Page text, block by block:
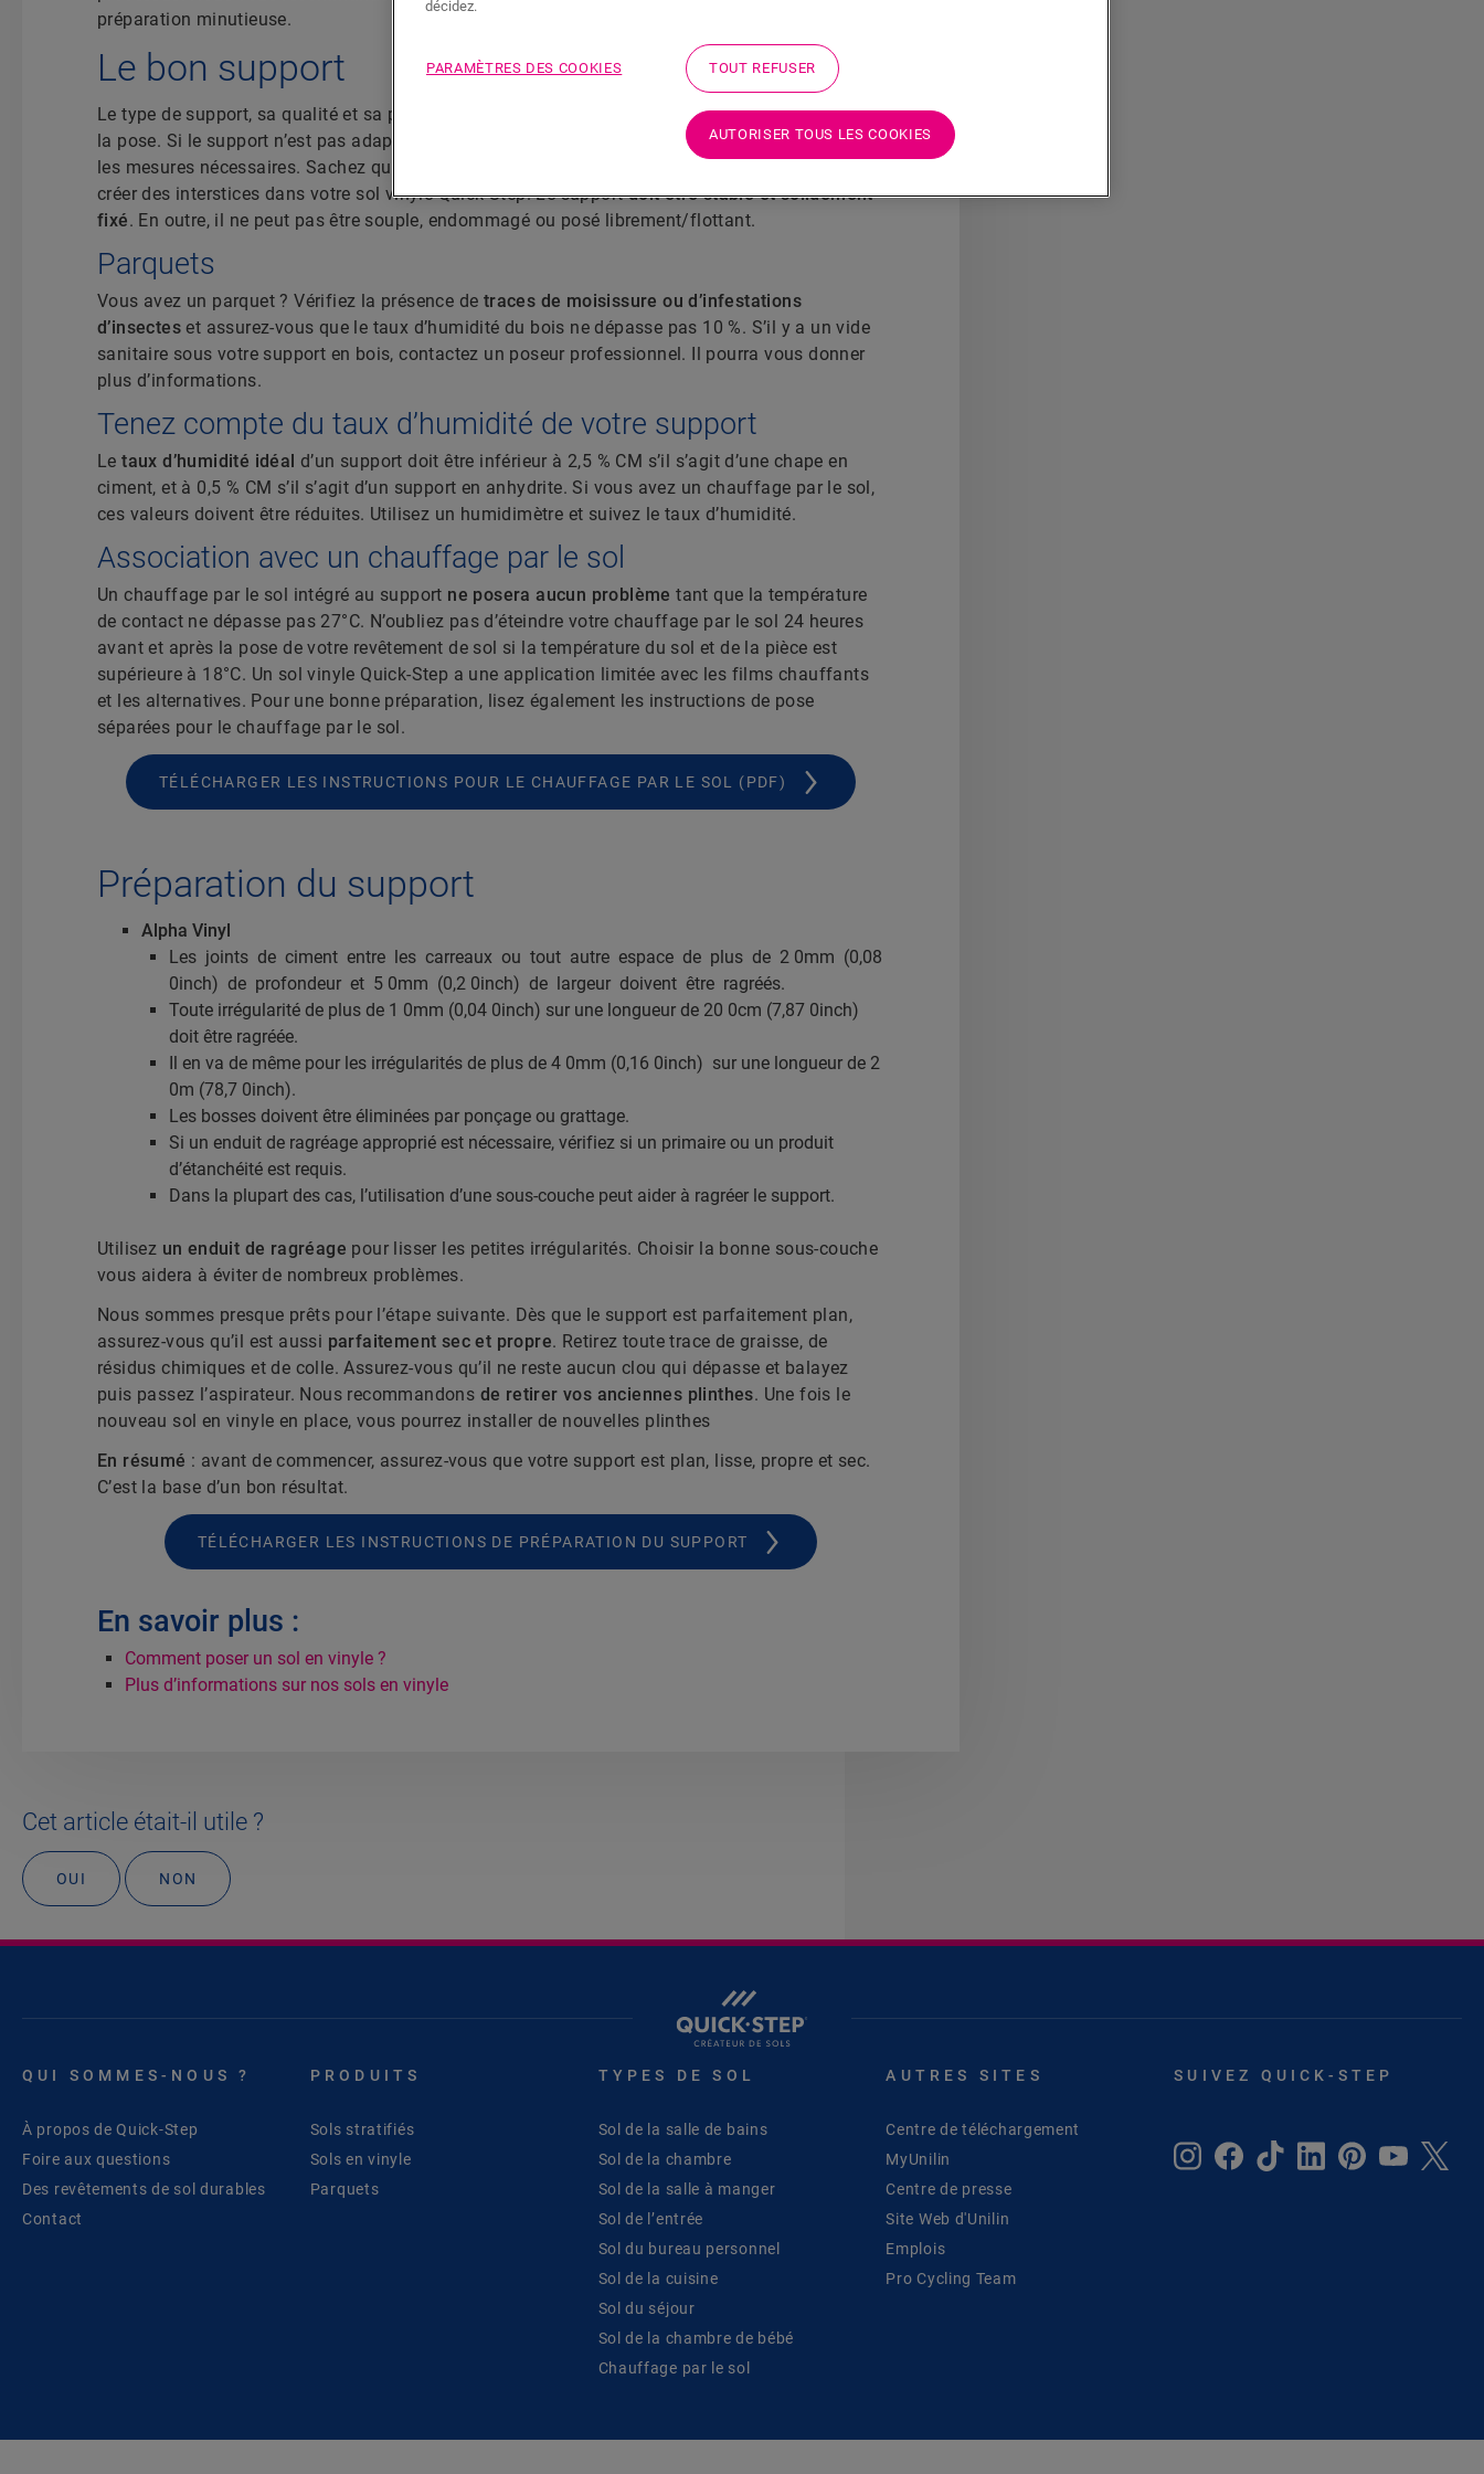
préparation minutieuse.
Le bon support
Le type de support, sa qualité et sa préparation ont une grande influencesur le résultat final de
la pose. Si le support n’est pas adapté à la pose du sol vinyle Quick-Step, il convient de prendre
les mesures nécessaires. Sachez que les irrégularités du support peuvent laisser des marques et
créer des interstices dans votre sol vinyle Quick-Step. Le supportdoit être stable et solidement
fixé. En outre, il ne peut pas être souple, endommagé ou posé librement/flottant.
Parquets
Vous avez un parquet ? Vérifiez la présence de traces de moisissure ou d’infestations
d’insectes et assurez-vous que le taux d’humidité du bois ne dépasse pas 10 %. S’il y a un vide
sanitaire sous votre support en bois, contactez un poseur professionnel. Il pourra vous donner
plus d’informations.
Tenez compte du taux d’humidité de votre support
Letaux d’humidité idéal d’un support doit être inférieur à 2,5 % CM s’il s’agit d’une chape en
ciment, et à 0,5 % CM s’il s’agit d’un support en anhydrite. Si vous avez un chauffage par le sol,
ces valeurs doivent être réduites. Utilisez un humidimètre et suivez le taux d’humidité.
Association avec un chauffage par le sol
Un chauffage par le sol intégré au support ne posera aucun problème tant que la température
de contact ne dépasse pas 27°C. N’oubliez pas d’éteindre votre chauffage par le sol 24 heures
avant et après la pose de votre revêtement de sol si la température du sol et de la pièce est
supérieure à 18°C. Un sol vinyle Quick-Step a une application limitée avec les films chauffants
et les alternatives. Pour une bonne préparation, lisez également les instructions de pose
séparées pour le chauffage par le sol.
TÉLÉCHARGER LES INSTRUCTIONS POUR LE CHAUFFAGE PAR LE SOL (PDF)
Préparation du support
Alpha Vinyl
Les joints de ciment entre les carreaux ou tout autre espace de plus de 2 0mm (0,08
0inch) de profondeur et 5 0mm (0,2 0inch) de largeur doivent être ragréés.
Toute irrégularité de plus de 1 0mm (0,04 0inch) sur une longueur de 20 0cm (7,87 0inch)
doit être ragréée.
Il en va de même pour les irrégularités de plus de 4 0mm (0,16 0inch) sur une longueur de 2
0m (78,7 0inch).
Les bosses doivent être éliminées par ponçage ou grattage.
Si un enduit de ragréage approprié est nécessaire, vérifiez si un primaire ou un produit
d’étanchéité est requis.
Dans la plupart des cas, l’utilisation d’une sous-couche peut aider à ragréer le support.
Utilisez un enduit de ragréage pour lisser les petites irrégularités. Choisir la bonne sous-couche
vous aidera à éviter de nombreux problèmes.
Nous sommes presque prêts pour l’étape suivante. Dès que le support est parfaitement plan,
assurez-vous qu’il est aussi parfaitement sec et propre. Retirez toute trace de graisse, de
résidus chimiques et de colle. Assurez-vous qu’il ne reste aucun clou qui dépasse et balayez
puis passez l’aspirateur. Nous recommandons de retirer vos anciennes plinthes. Une fois le
nouveau sol en vinyle en place, vous pourrez installer de nouvelles plinthes
En résumé : avant de commencer, assurez-vous que votre support est plan, lisse, propre et sec.
C’est la base d’un bon résultat.
TÉLÉCHARGER LES INSTRUCTIONS DE PRÉPARATION DU SUPPORT
En savoir plus :
Comment poser un sol en vinyle ?
Plus d’informations sur nos sols en vinyle
Cet article était-il utile ?
OUI NON
QUI SOMMES-NOUS ?
À propos de Quick-Step
Foire aux questions
Des revêtements de sol durables
Contact
PRODUITS
Sols stratifiés
Sols en vinyle
Parquets
TYPES DE SOL
Sol de la salle de bains
Sol de la chambre
Sol de la salle à manger
Sol de l’entrée
Sol du bureau personnel
Sol de la cuisine
Sol du séjour
Sol de la chambre de bébé
Chauffage par le sol
AUTRES SITES
Centre de téléchargement
MyUnilin
Centre de presse
Site Web d'Unilin
Emplois
Pro Cycling Team
SUIVEZ QUICK-STEP
décidez.
PARAMÈTRES DES COOKIES TOUT REFUSER
AUTORISER TOUS LES COOKIES